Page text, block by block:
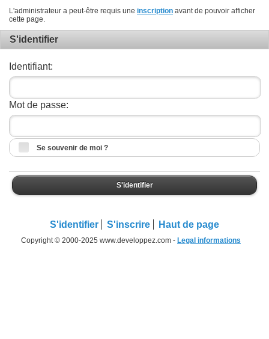
L'administrateur a peut-être requis une inscription avant de pouvoir afficher
cette page.
S'identifier
Identifiant:
Mot de passe:
Se souvenir de moi ?
S'identifier
S'identifier S'inscrire Haut de page
Copyright © 2000-2025 www.developpez.com - Legal informations